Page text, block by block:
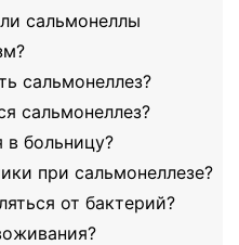
сальмонеллы
сальмонеллез?
сальмонеллез?
больницу?
при сальмонеллезе?
от бактерий?